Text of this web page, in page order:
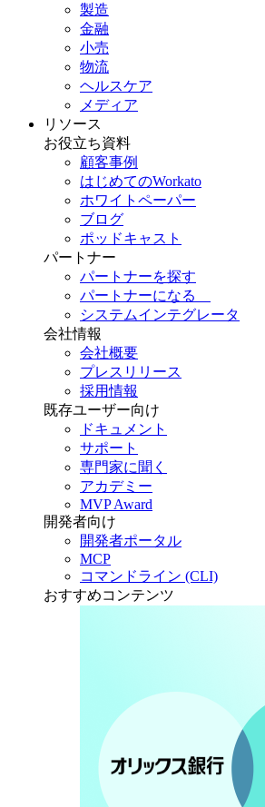
製造
金融
小売
物流
ヘルスケア
メディア
リソース
お役立ち資料
顧客事例
はじめてのWorkato
ホワイトペーパー
ブログ
ポッドキャスト
パートナー
パートナーを探す
パートナーになる
システムインテグレータ
会社情報
会社概要
プレスリリース
採用情報
既存ユーザー向け
ドキュメント
サポート
専門家に聞く
アカデミー
MVP Award
開発者向け
開発者ポータル
MCP
コマンドライン (CLI)
おすすめコンテンツ